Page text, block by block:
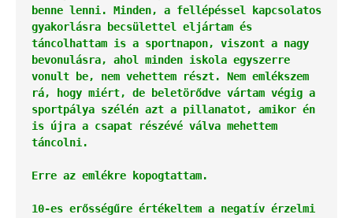
benne lenni. Minden, a fellépéssel kapcsolatos
gyakorlásra becsülettel eljártam és
táncolhattam is a sportnapon, viszont a nagy
bevonulásra, ahol minden iskola egyszerre
vonult be, nem vehettem részt. Nem emlékszem
rá, hogy miért, de beletörődve vártam végig a
sportpálya szélén azt a pillanatot, amikor én
is újra a csapat részévé válva mehettem
táncolni.
Erre az emlékre kopogtattam.
10-es erősségűre értékeltem a negatív érzelmi